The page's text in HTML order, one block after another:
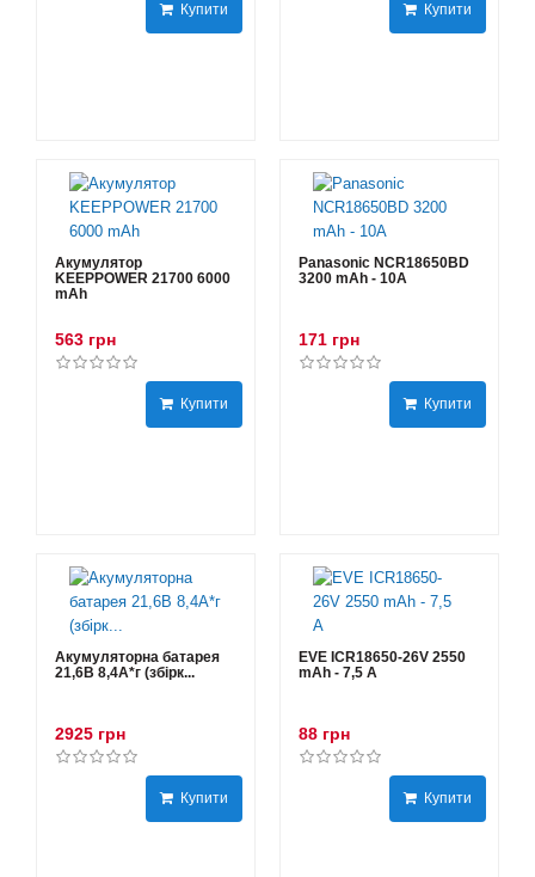
Купити Купити
Акумулятор
KEEPPOWER 21700 6000
mAh
563 грн
Купити
Panasonic NCR18650BD
3200 mAh - 10А
171 грн
Купити
Акумуляторна батарея
21,6В 8,4A*г (збірк...
2925 грн
Купити
EVE ICR18650-26V 2550
mAh - 7,5 А
88 грн
Купити